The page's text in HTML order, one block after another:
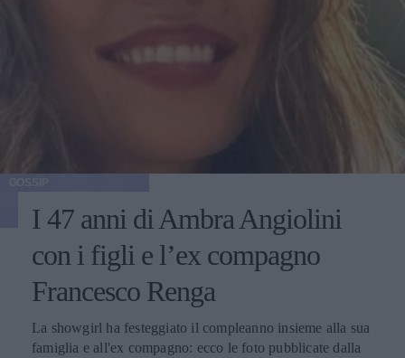
I 47 anni di Ambra Angiolini
con i figli e l’ex compagno
Francesco Renga
La showgirl ha festeggiato il compleanno insieme alla sua
famiglia e all'ex compagno: ecco le foto pubblicate dalla